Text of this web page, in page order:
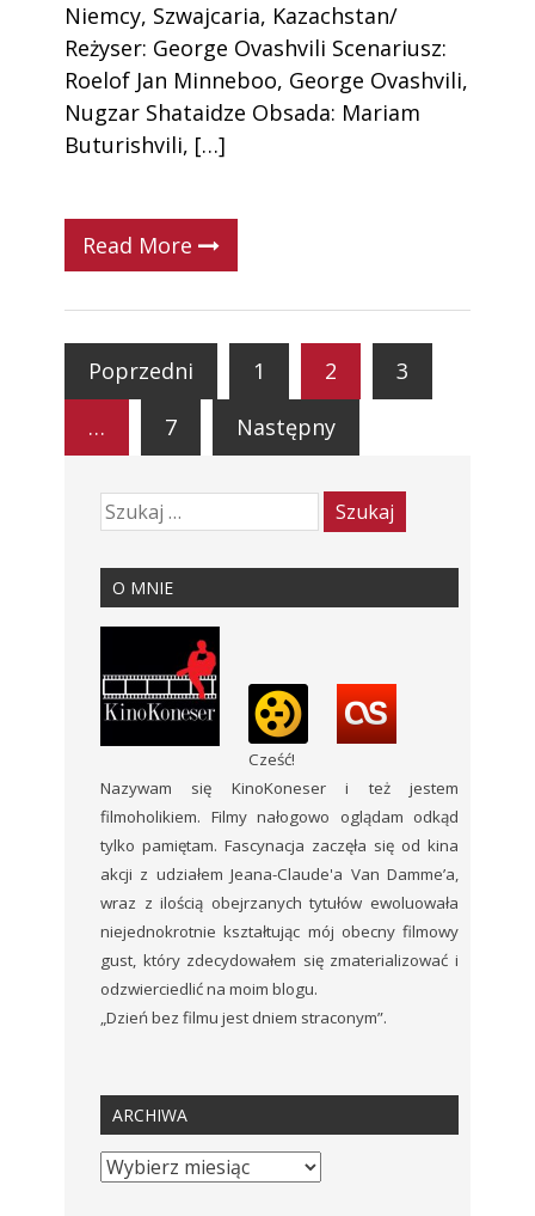
Niemcy, Szwajcaria, Kazachstan/
Reżyser: George Ovashvili Scenariusz:
Roelof Jan Minneboo, George Ovashvili,
Nugzar Shataidze Obsada: Mariam
Buturishvili, […]
Read More
Poprzedni 1 2
3
…
7 Następny
O MNIE
Cześć!
Nazywam się KinoKoneser i też jestem
filmoholikiem. Filmy nałogowo oglądam odkąd
tylko pamiętam. Fascynacja zaczęła się od kina
akcji z udziałem Jeana-Claude'a Van Damme’a,
wraz z ilością obejrzanych tytułów ewoluowała
niejednokrotnie kształtując mój obecny filmowy
gust, który zdecydowałem się zmaterializować i
odzwierciedlić na moim blogu.
„Dzień bez filmu jest dniem straconym”.
ARCHIWA